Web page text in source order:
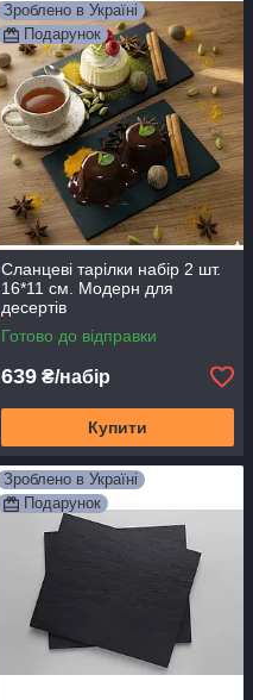
Зроблено в Україні
Подарунок
Сланцеві тарілки набір 2 шт.
16*11 см. Модерн для
десертів
Готово до відправки
639 ₴/набір
Купити
Зроблено в Україні
Подарунок